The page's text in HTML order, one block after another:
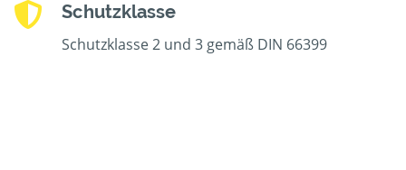
Schutzklasse
Schutzklasse 2 und 3 gemäß DIN 66399